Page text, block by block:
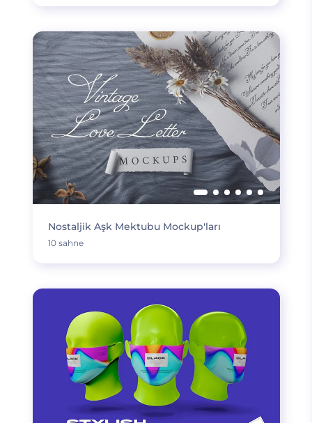
Nostaljik Aşk Mektubu Mockup'ları
10 sahne